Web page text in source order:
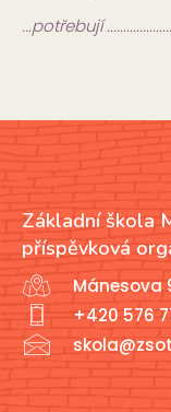
...potřebují
Základní škola
příspěvková
Mánesova
+420 576